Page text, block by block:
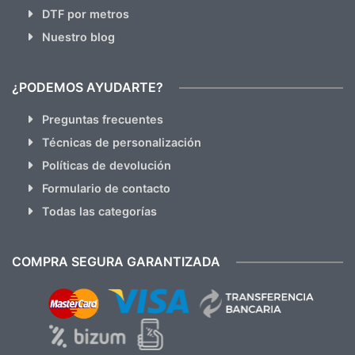
DTF por metros
Nuestro blog
¿PODEMOS AYUDARTE?
Preguntas frecuentes
Técnicas de personalización
Políticas de devolución
Formulario de contacto
Todas las categorías
COMPRA SEGURA GARANTIZADA